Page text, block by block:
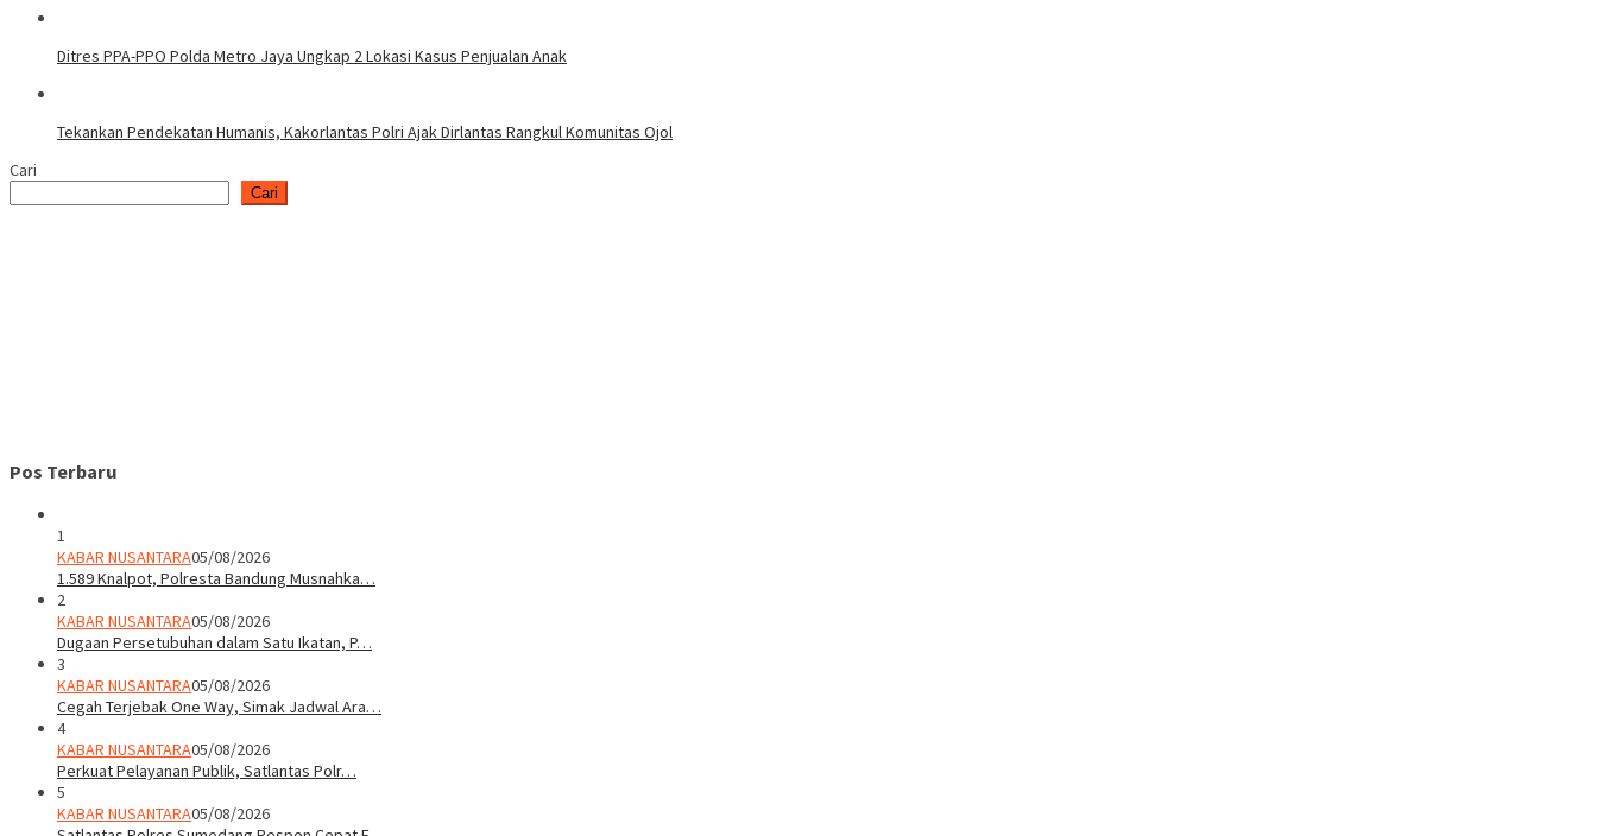
Ditres PPA-PPO Polda Metro Jaya Ungkap 2 Lokasi Kasus Penjualan Anak
Tekankan Pendekatan Humanis, Kakorlantas Polri Ajak Dirlantas Rangkul Komunitas Ojol
Cari
Cari
Pos Terbaru
1
KABAR NUSANTARA05/08/2026
1.589 Knalpot, Polresta Bandung Musnahka…
2
KABAR NUSANTARA05/08/2026
Dugaan Persetubuhan dalam Satu Ikatan, P…
3
KABAR NUSANTARA05/08/2026
Cegah Terjebak One Way, Simak Jadwal Ara…
4
KABAR NUSANTARA05/08/2026
Perkuat Pelayanan Publik, Satlantas Polr…
5
KABAR NUSANTARA05/08/2026